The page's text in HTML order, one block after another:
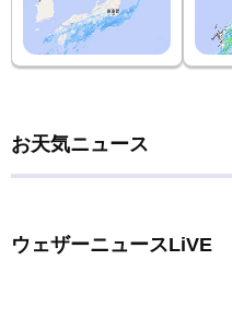
お天気ニュース
ウェザーニュースLiVE